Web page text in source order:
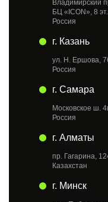
Владимирский
БЦ «ICON», 8 эт.
Россия
г. Казань
ул. Н. Ершова,
Россия
г. Самара
Московское ш.
Россия
г. Алматы
пр. Гагарина,
Казахстан
г. Минск